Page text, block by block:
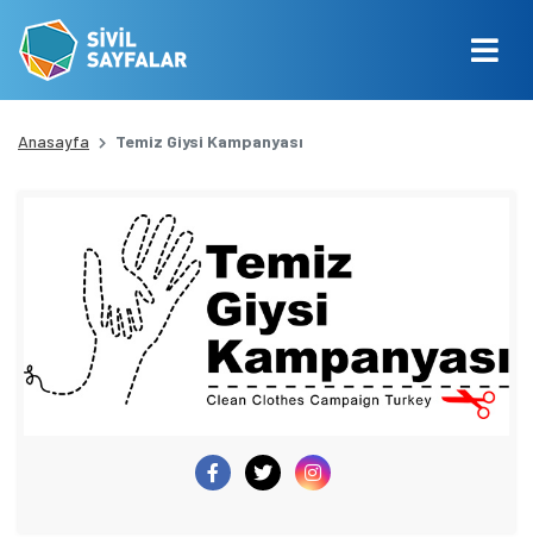
Anasayfa Temiz Giysi Kampanyası